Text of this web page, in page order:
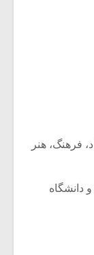
فرهنگ، هنر
دانشگاه